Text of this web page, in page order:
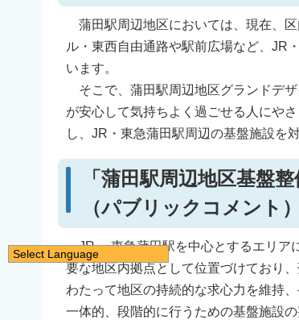
蒲田駅周辺地区においては、現在、
ル・東西自由通路や駅前広場など、JR
います。
そこで、蒲田駅周辺地区グランドデ
が安心して気持ちよく過ごせる人にや
し、JR・東急蒲田駅周辺の基盤施設を
「蒲田駅周辺地区基盤
（パブリックコメント
JR ・東急蒲田駅を中心とするエリア
要な地区内拠点として位置づけており
わたって地区の持続的な求心力を維持
一体的、段階的に行うための基盤施設
Select Language